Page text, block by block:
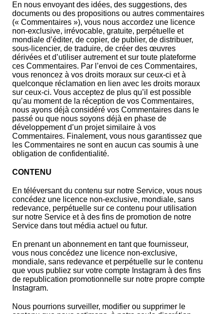
En nous envoyant des idées, des suggestions, des
documents ou des propositions ou autres commentaires
(« Commentaires »), vous nous accordez une licence
non-exclusive, irrévocable, gratuite, perpétuelle et
mondiale d’éditer, de copier, de publier, de distribuer,
sous-licencier, de traduire, de créer des œuvres
dérivées et d’utiliser autrement et sur toute plateforme
ces Commentaires. Par l’envoi de ces Commentaires,
vous renoncez à vos droits moraux sur ceux-ci et à
quelconque réclamation en lien avec les droits moraux
sur ceux-ci. Vous acceptez de plus qu’il est possible
qu’au moment de la réception de vos Commentaires,
nous ayons déjà considéré vos Commentaires dans le
passé ou que nous soyons déjà en phase de
développement d’un projet similaire à vos
Commentaires. Finalement, vous nous garantissez que
les Commentaires ne sont en aucun cas soumis à une
obligation de confidentialité.
CONTENU
En téléversant du contenu sur notre Service, vous nous
concédez une licence non-exclusive, mondiale, sans
redevance, perpétuelle sur ce contenu pour utilisation
sur notre Service et à des fins de promotion de notre
Service dans tout média actuel ou futur.
En prenant un abonnement en tant que fournisseur,
vous nous concédez une licence non-exclusive,
mondiale, sans redevance et perpétuelle sur le contenu
que vous publiez sur votre compte Instagram à des fins
de republication promotionnelle sur notre propre compte
Instagram.
Nous pourrions surveiller, modifier ou supprimer le